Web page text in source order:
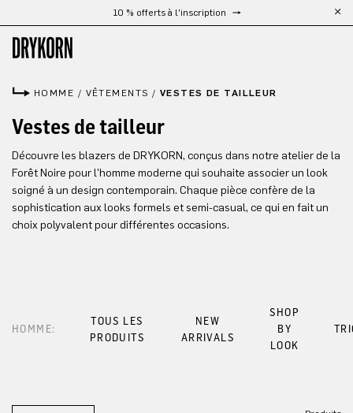
Passer au contenu principal10 % offerts à l'inscription
HOMME / VÊTEMENTS / VESTES DE TAILLEUR
Vestes de tailleur
Découvre les blazers de DRYKORN, conçus dans notre atelier de la
Forêt Noire pour l'homme moderne qui souhaite associer un look
soigné à un design contemporain. Chaque pièce confère de la
sophistication aux looks formels et semi-casual, ce qui en fait un
choix polyvalent pour différentes occasions.
HOMME:
TOUS LES
PRODUITS
NEW
ARRIVALS
SHOP
BY
LOOK